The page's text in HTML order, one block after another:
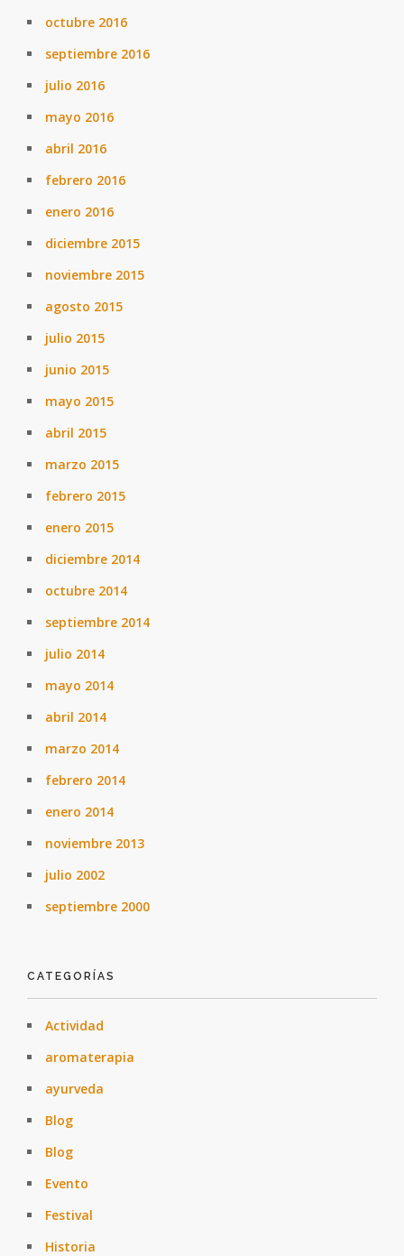
octubre 2016
septiembre 2016
julio 2016
mayo 2016
abril 2016
febrero 2016
enero 2016
diciembre 2015
noviembre 2015
agosto 2015
julio 2015
junio 2015
mayo 2015
abril 2015
marzo 2015
febrero 2015
enero 2015
diciembre 2014
octubre 2014
septiembre 2014
julio 2014
mayo 2014
abril 2014
marzo 2014
febrero 2014
enero 2014
noviembre 2013
julio 2002
septiembre 2000
CATEGORÍAS
Actividad
aromaterapia
ayurveda
Blog
Blog
Evento
Festival
Historia